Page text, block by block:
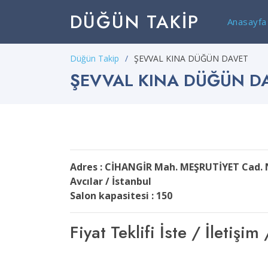
DÜĞÜN TAKIP Anasayfa
Düğün Takip ŞEVVAL KINA DÜĞÜN DAVET
ŞEVVAL KINA DÜĞÜN
Adres : CİHANGİR Mah. MEŞRUTİYET Cad.
Avcılar / İstanbul
Salon kapasitesi : 150
Fiyat Teklifi İste / İletişim